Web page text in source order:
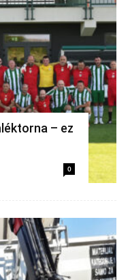
– ez
0